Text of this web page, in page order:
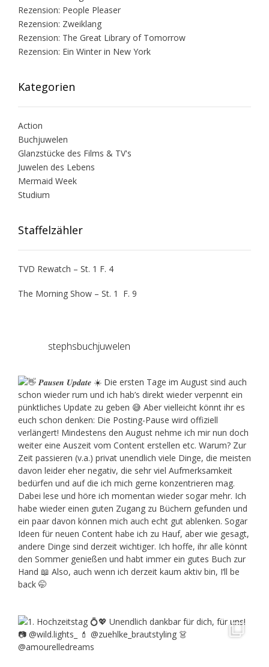
Rezension: People Pleaser
Rezension: Zweiklang
Rezension: The Great Library of Tomorrow
Rezension: Ein Winter in New York
Kategorien
Action
Buchjuwelen
Glanzstücke des Films & TV's
Juwelen des Lebens
Mermaid Week
Studium
Staffelzähler
TVD Rewatch – St. 1 F. 4
The Morning Show – St. 1 F. 9
stephsbuchjuwelen